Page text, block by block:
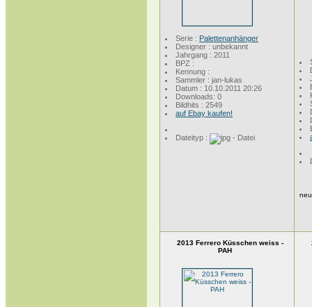
Serie : Palettenanhänger
Designer : unbekannt
Jahrgang : 2011
BPZ :
Kennung :
Sammler : jan-lukas
Datum : 10.10.2011 20:26
Downloads: 0
Bildhits : 2549
auf Ebay kaufen!
Dateityp :
2013 Ferrero Küsschen weiss -
PAH